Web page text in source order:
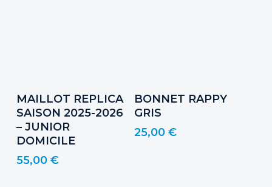
Choix Des Options
produit
plusieurs
variations.
MAILLOT REPLICA
SAISON 2025-2026
– JUNIOR
DOMICILE
55,00 €
Ajouter Au Panier
BONNET RAPPY
GRIS
25,00€